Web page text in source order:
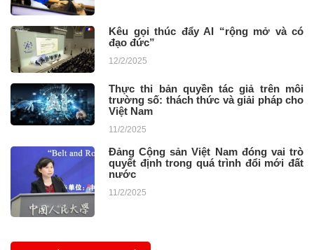
Kêu gọi thúc đẩy AI “rộng mở và có
đạo đức”
12/2/2025
Thực thi bản quyền tác giả trên môi
trường số: thách thức và giải pháp cho
Việt Nam
11/2/2025
Đảng Cộng sản Việt Nam đóng vai trò
quyết định trong quá trình đổi mới đất
nước
11/2/2025